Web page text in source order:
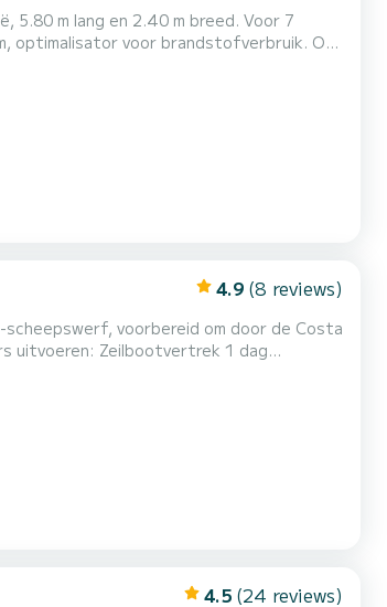
voor brandstofverbruik. Om
boot toelaat te overschrijden, 7
4.9 (8 reviews)
voorbereid om door de Costa
Begur via baaien en hoeken die alleen
4.5 (24 reviews)